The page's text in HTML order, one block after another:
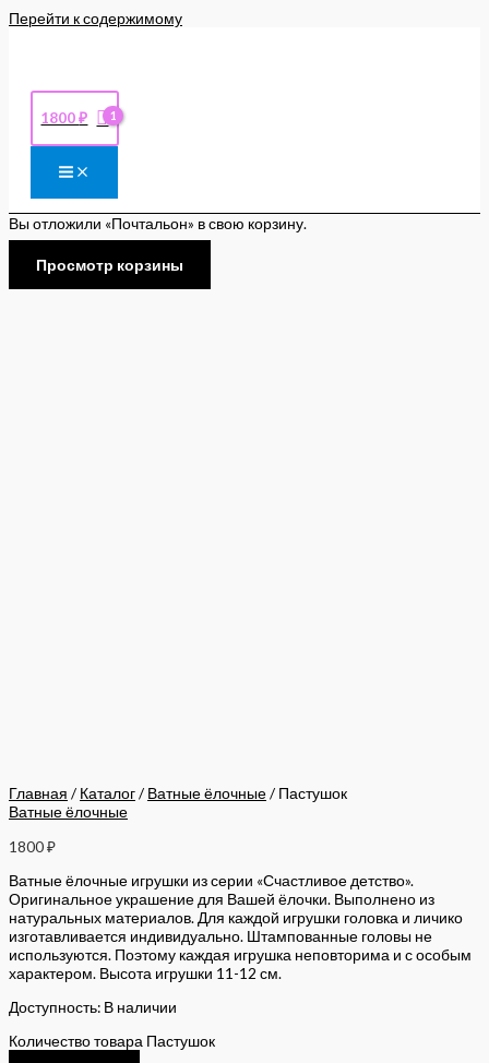
Перейти к содержимому
1800₽
Вы отложили «Почтальон» в свою корзину.
Просмотр корзины
Главная / Каталог/ Ватные ёлочные/ Пастушок
Ватные ёлочные
1800₽
Ватные ёлочные игрушки из серии «Счастливое детство».
Оригинальное украшение для Вашей ёлочки. Выполнено из
натуральных материалов. Для каждой игрушки головка и личико
изготавливается индивидуально. Штампованные головы не
используются. Поэтому каждая игрушка неповторима и с особым
характером. Высота игрушки 11-12 см.
Доступность: В наличии
Количество товара Пастушок